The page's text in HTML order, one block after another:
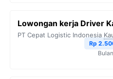
Lowongan kerja Driver
PT Cepat Logistic Indonesia
Rp